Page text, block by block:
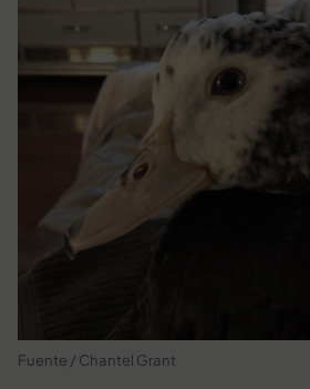
Fuente / Chantel Grant